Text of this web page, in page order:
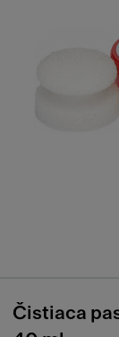
Čistiaca